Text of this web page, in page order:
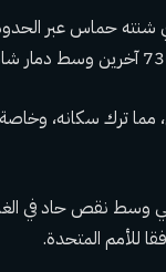
مما ترك سكانه،
وسط نقص حاد في